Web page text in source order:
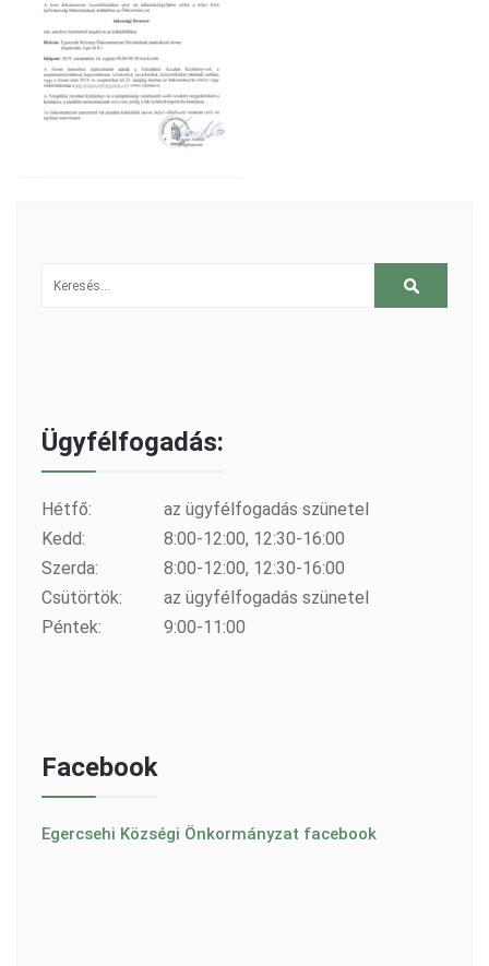
Ügyfélfogadás:
Hétfő:
az ügyfélfogadás szünetel
Kedd:
8:00-12:00, 12:30-16:00
Szerda:
8:00-12:00, 12:30-16:00
Csütörtök:
az ügyfélfogadás szünetel
Péntek:
9:00-11:00
Facebook
Egercsehi Községi Önkormányzat facebook